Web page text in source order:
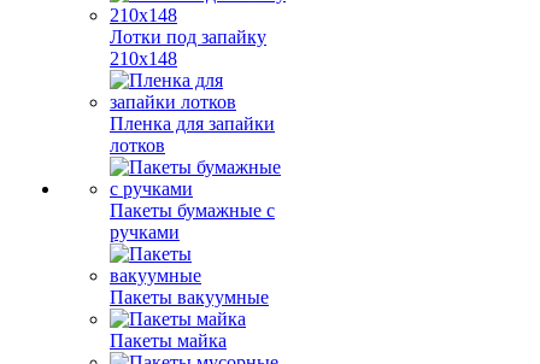
Лотки под запайку
210х148
Пленка для запайки
лотков
Пакеты бумажные с
ручками
Пакеты вакуумные
Пакеты майка